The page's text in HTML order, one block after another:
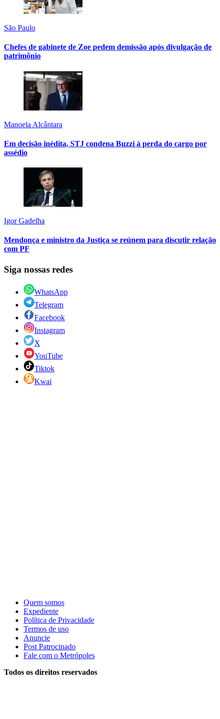
São Paulo
Chefes de gabinete de Zoe pedem demissão após divulgação de
patrimônio
Manoela Alcântara
Em decisão inédita, STJ condena Buzzi à perda do cargo por
assédio
Igor Gadelha
Mendonça e ministro da Justiça se reúnem para discutir relação
com PF
Siga nossas redes
WhatsApp
Telegram
Facebook
Instagram
X
YouTube
Tiktok
Kwai
Quem somos
Expediente
Política de Privacidade
Termos de uso
Anuncie
Post Patrocinado
Fale com o Metrópoles
Todos os direitos reservados